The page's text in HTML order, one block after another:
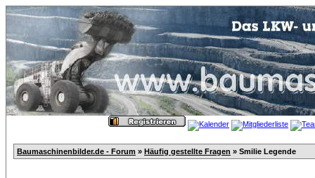
Baumaschinenbilder.de - Forum » Häufig gestellte Fragen » Smilie Legende